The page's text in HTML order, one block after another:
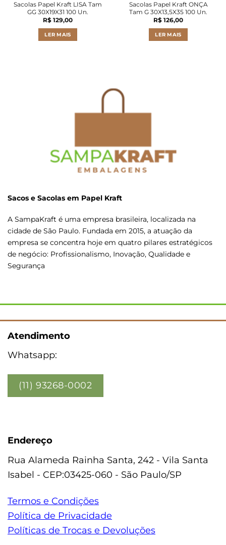
Sacolas Papel Kraft LISA Tam
GG 30X19X31 100 Un.
R$ 129,00
LER MAIS
Sacolas Papel Kraft ONÇA
Tam G 30X13,5X35 100 Un.
R$ 126,00
LER MAIS
Sacos e Sacolas em Papel Kraft
A SampaKraft é uma empresa brasileira, localizada na
cidade de São Paulo. Fundada em 2015, a atuação da
empresa se concentra hoje em quatro pilares estratégicos
de negócio: Profissionalismo, Inovação, Qualidade e
Segurança
Atendimento
Whatsapp:
(11) 93268-0002
Endereço
Rua Alameda Rainha Santa, 242 - Vila Santa
Isabel - CEP:03425-060 - São Paulo/SP
Termos e Condições
Política de Privacidade
Políticas de Trocas e Devoluções